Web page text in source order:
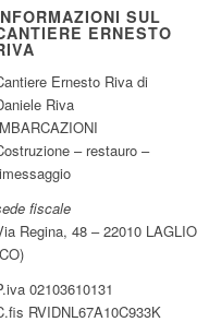
SUL
ERNESTO
Ernesto Riva di
Riva
– restauro –
fiscale
Regina, 48 – 22010 LAGLIO
02103610131
RVIDNL67A10C933K